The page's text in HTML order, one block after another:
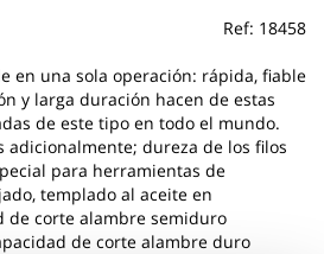
Ref: 18458
en una sola operación: rápida, fiable
y larga duración hacen de estas
de este tipo en todo el mundo.
adicionalmente; dureza de los filos
para herramientas de
templado al aceite en
de corte alambre semiduro
de corte alambre duro